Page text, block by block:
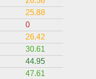
25.88
0
26.42
30.61
44.95
47.61